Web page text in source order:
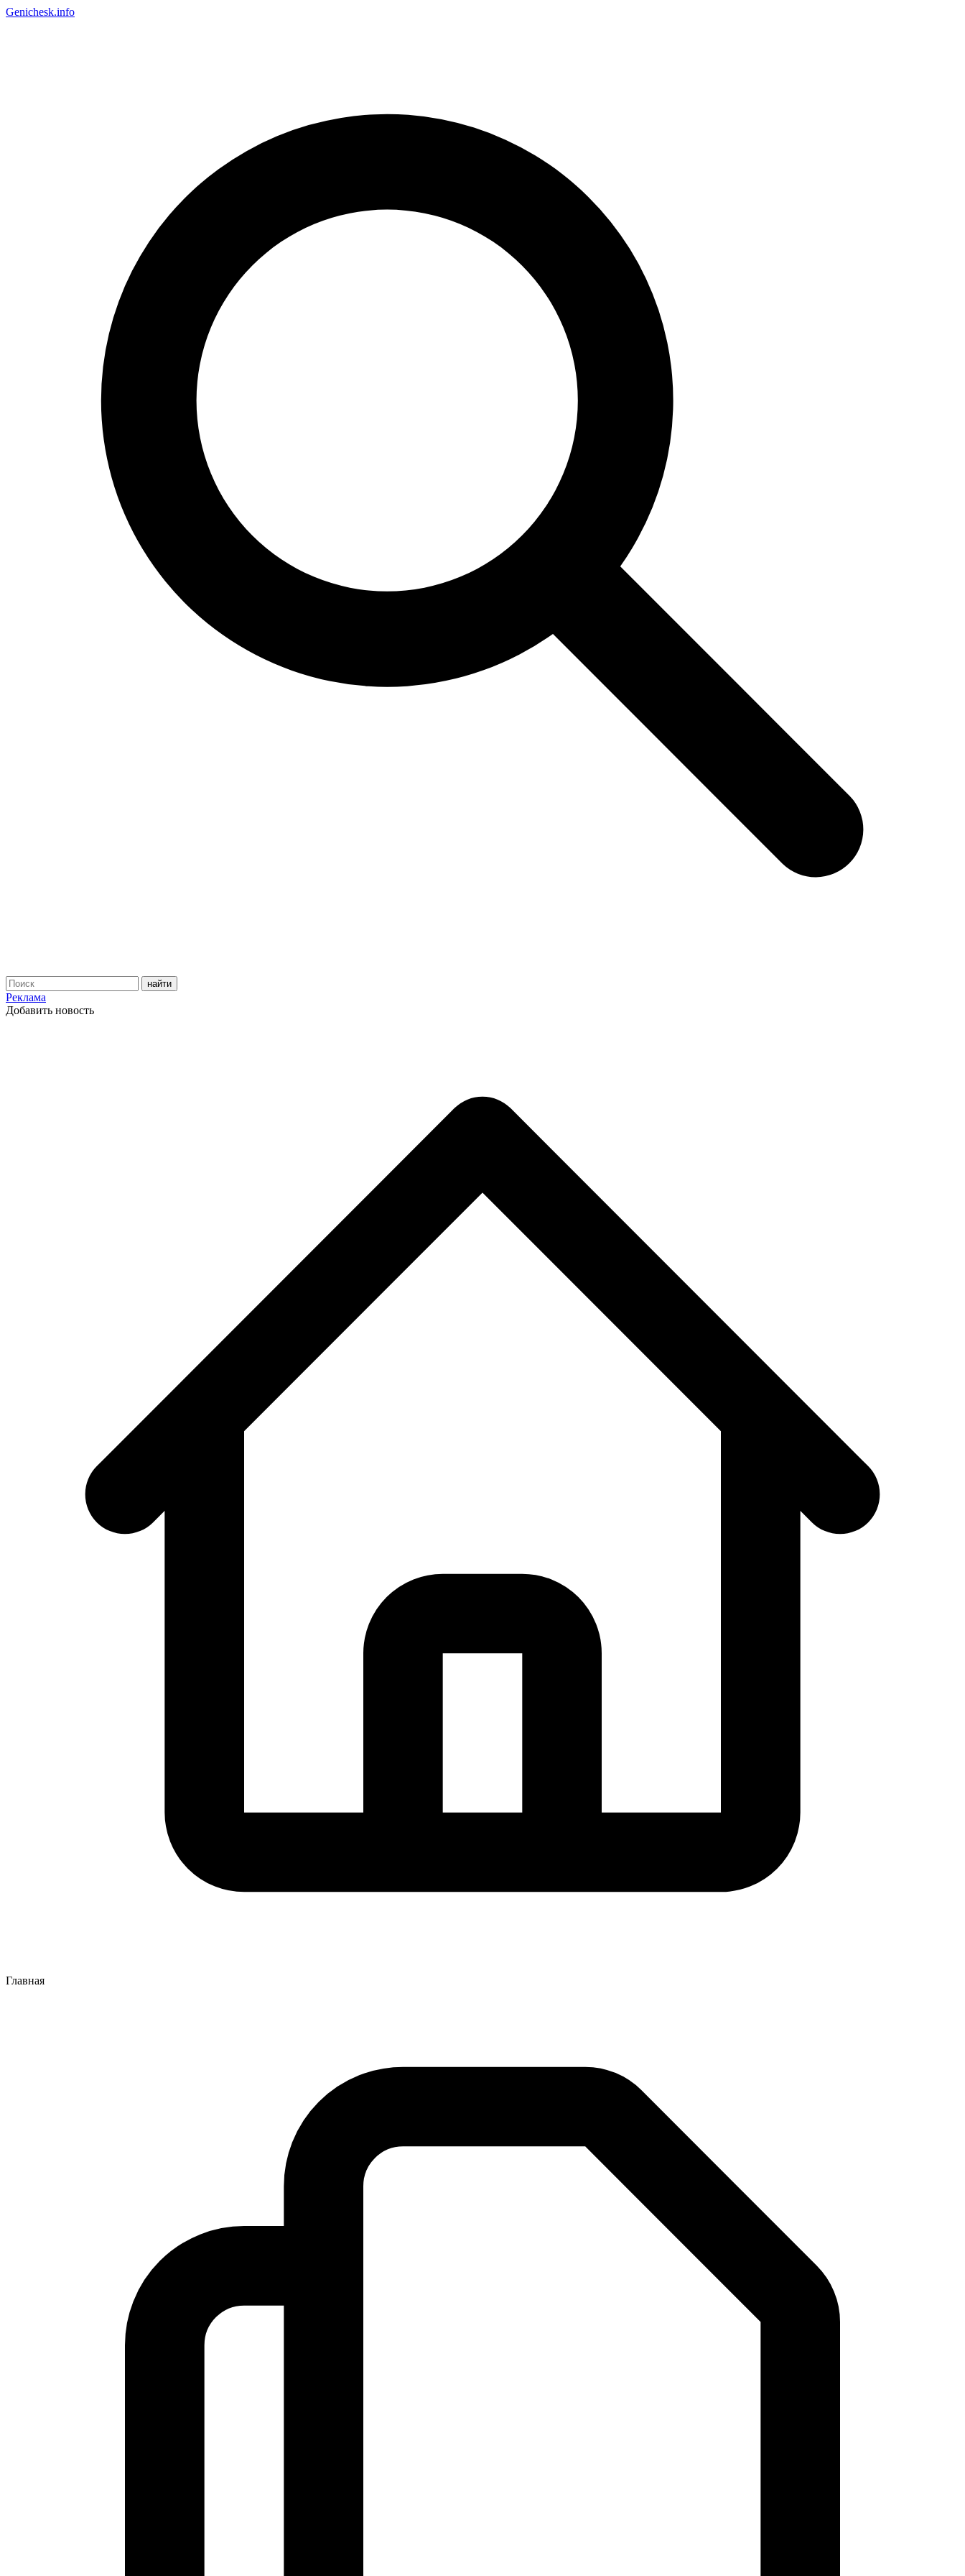
Genichesk.info
Реклама
Добавить новость
Главная